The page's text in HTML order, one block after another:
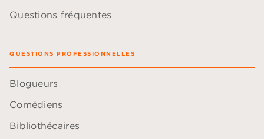
Questions fréquentes
QUESTIONS PROFESSIONNELLES
Blogueurs
Comédiens
Bibliothécaires